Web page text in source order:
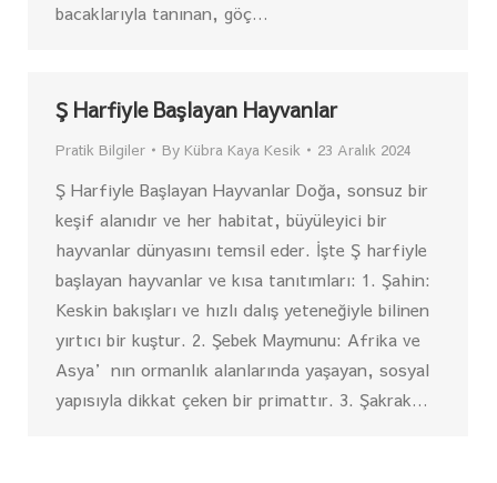
bacaklarıyla tanınan, göç…
Ş Harfiyle Başlayan Hayvanlar
Pratik Bilgiler By Kübra Kaya Kesik 23 Aralık 2024
Ş Harfiyle Başlayan Hayvanlar Doğa, sonsuz bir
keşif alanıdır ve her habitat, büyüleyici bir
hayvanlar dünyasını temsil eder. İşte Ş harfiyle
başlayan hayvanlar ve kısa tanıtımları: 1. Şahin:
Keskin bakışları ve hızlı dalış yeteneğiyle bilinen
yırtıcı bir kuştur. 2. Şebek Maymunu: Afrika ve
Asya’nın ormanlık alanlarında yaşayan, sosyal
yapısıyla dikkat çeken bir primattır. 3. Şakrak…